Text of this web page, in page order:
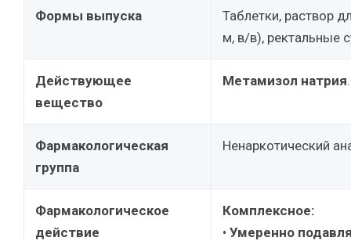
Формы выпуска
Таблетки, раствор
м, в/в), ректальные
Действующее
вещество
Метамизол натрия.
Фармакологическая
группа
Ненаркотический
Фармакологическое
действие
Комплексное:
• Умеренно